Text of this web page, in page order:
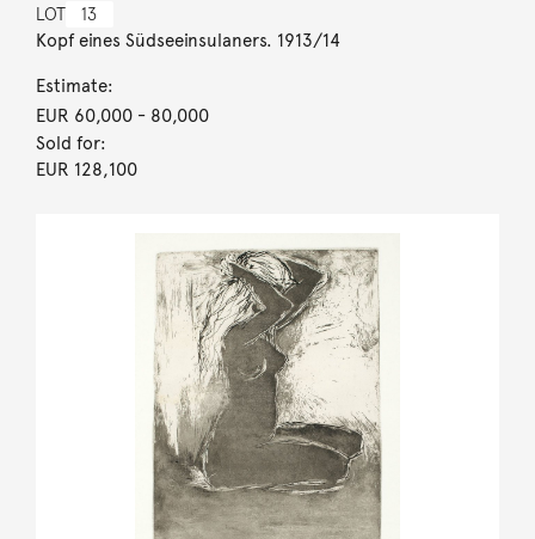
LOT 13
Kopf eines Südseeinsulaners. 1913/14
Estimate:
EUR 60,000- 80,000
Sold for:
EUR 128,100